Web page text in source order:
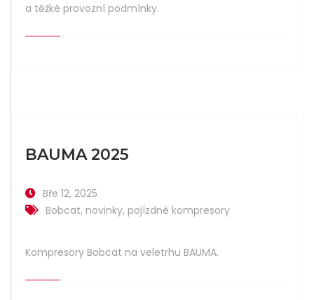
a těžké provozní podmínky.
BAUMA 2025
Bře 12, 2025
Bobcat, novinky, pojízdné kompresory
Kompresory Bobcat na veletrhu BAUMA.